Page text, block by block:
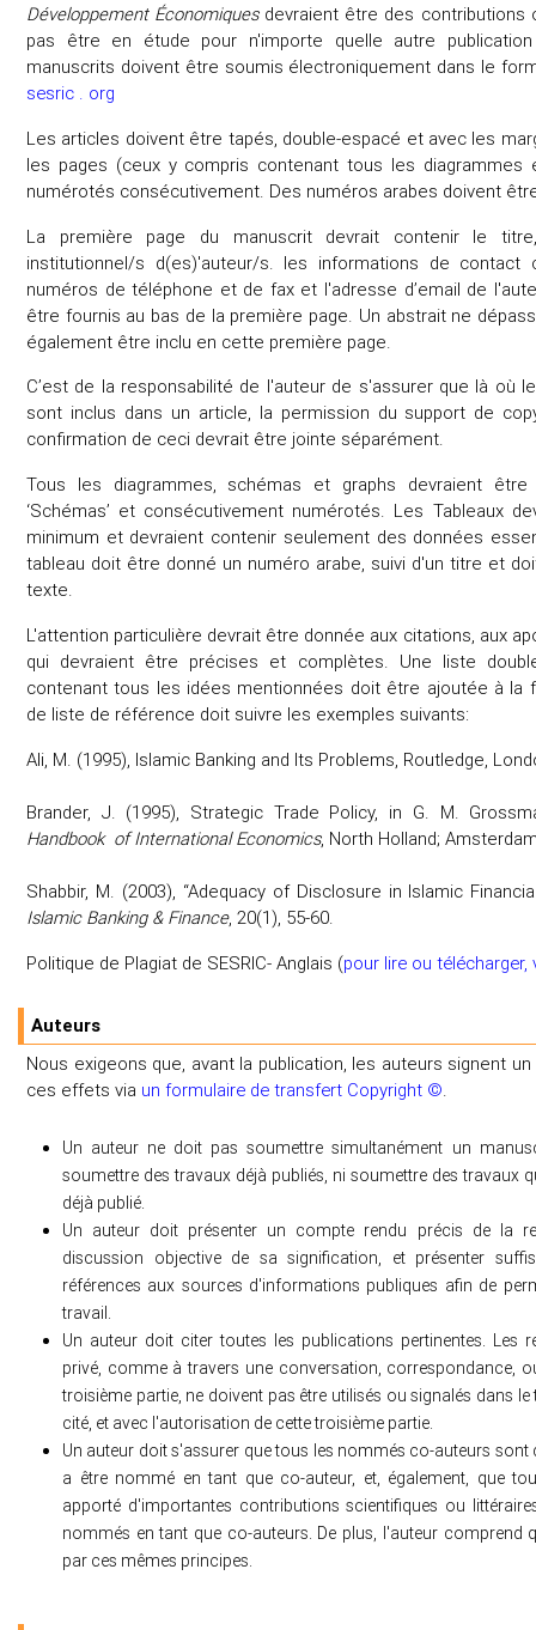
Développement Économiquesdevraient être des contributions
pas être en étude pour n'importe quelle autre
manuscrits doivent être soumis électroniquement dans le
sesric . org
Les articles doivent être tapés, double-espacé et avec les
les pages (ceux y compris contenant tous les diagrammes
numérotés consécutivement. Des numéros arabes doivent
La première page du manuscrit devrait contenir le
institutionnel/s d(es)'auteur/s. les informations de contact
numéros de téléphone et de fax et l'adresse d’email de
être fournis au bas de la première page. Un abstrait ne
également être inclu en cette première page.
C’est de la responsabilité de l'auteur de s'assurer que là où
sont inclus dans un article, la permission du support de
confirmation de ceci devrait être jointe séparément.
Tous les diagrammes, schémas et graphs devraient
‘Schémas’ et consécutivement numérotés. Les Tableaux
minimum et devraient contenir seulement des données
tableau doit être donné un numéro arabe, suivi d'un titre et
texte.
L'attention particulière devrait être donnée aux citations, aux
qui devraient être précises et complètes. Une liste
contenant tous les idées mentionnées doit être ajoutée à la
de liste de référence doit suivre les exemples suivants:
Ali, M. (1995), Islamic Banking and Its Problems, Routledge,
Brander, J. (1995), Strategic Trade Policy, in G. M.
Handbook of International Economics, North Holland;
Shabbir, M. (2003), “Adequacy of Disclosure in Islamic
Islamic Banking & Finance, 20(1), 55-60.
Politique de Plagiat de SESRIC- Anglais (pour lire ou télécharger,
Auteurs
Nous exigeons que, avant la publication, les auteurs signent
ces effets via un formulaire de transfert Copyright ©.
Un auteur ne doit pas soumettre simultanément un
soumettre des travaux déjà publiés, ni soumettre des travaux
déjà publié.
Un auteur doit présenter un compte rendu précis de la
discussion objective de sa signification, et présenter
références aux sources d'informations publiques afin de
travail.
Un auteur doit citer toutes les publications pertinentes. Les
privé, comme à travers une conversation, correspondance,
troisième partie, ne doivent pas être utilisés ou signalés dans
cité, et avec l'autorisation de cette troisième partie.
Un auteur doit s'assurer que tous les nommés co-auteurs sont
a être nommé en tant que co-auteur, et, également, que
apporté d'importantes contributions scientifiques ou
nommés en tant que co-auteurs. De plus, l'auteur comprend
par ces mêmes principes.